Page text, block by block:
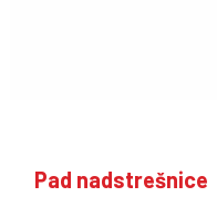
Pad nadstrešnice